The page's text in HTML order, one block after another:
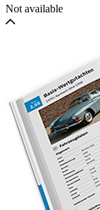
20.198km )
Mark III
Ab 1953
Talbot hießen
Sunbeam
Cabriolet.
IIA, der sich
"90" war
Not available